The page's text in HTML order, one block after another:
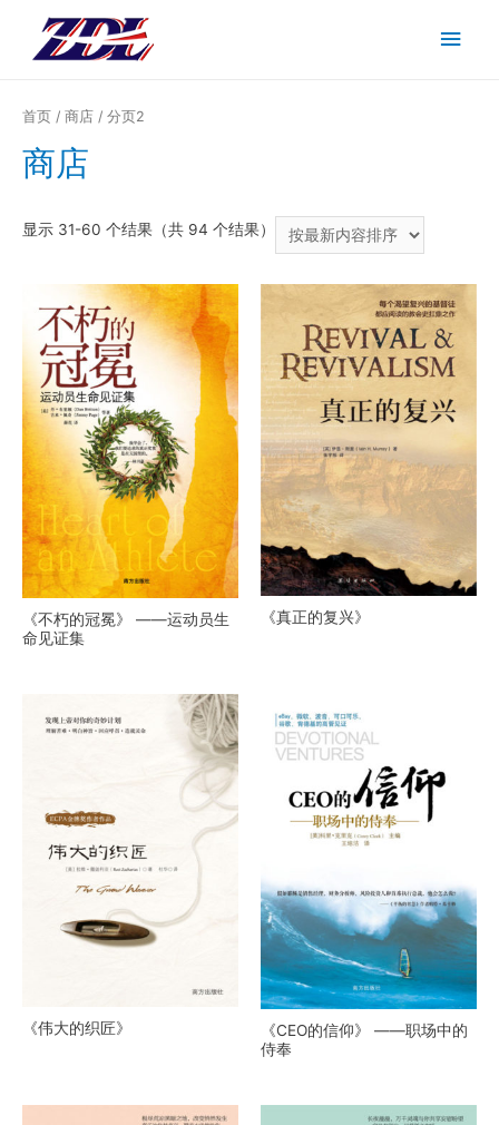
主
首页 / 商店 / 分页2
商店
显示 31-60 个结果（共 94 个结果）
按
最
新
排
序
《不朽的冠冕》 ——运动员生
命见证集
《真正的复兴》
《伟大的织匠》
《CEO的信仰》 ——职场中的
侍奉